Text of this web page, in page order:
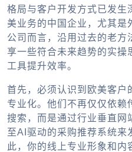
格局与客户开发方式已发生
美业务的中国企业，尤其是
公司而言，沿用过去的老方
享一些符合未来趋势的实操
工具提升效率。
首先，必须认识到欧美客户
专业化。他们不再仅仅依赖
搜索，而是通过行业垂直网
至AI驱动的采购推荐系统来
此，你的线上专业形象和内